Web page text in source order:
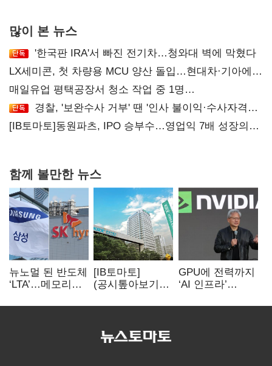
많이 본 뉴스
'한국판 IRA'서 빠진 전기차…청와대 벽에 막혔다
LX세미콘, 첫 차량용 MCU 양산 돌입…현대차·기아에
공급
매일유업 평택공장서 청소 작업 중 1명
사망…"안전관리체계 재점검"
경찰, '보완수사 거부' 땐 '인사 불이익·수사자격
배제'
[IB토마토]동원파츠, IPO 승부수…영업익 7배 성장의
함께 볼만한 뉴스
뉴노멀 된 반도체
‘LTA’…메모리
54조 선불 계약
[IB토마토]
(공시톺아보기)
해제, 무조건
GPU에 전력까지
‘AI 인프라’
엔비디아…삼성·